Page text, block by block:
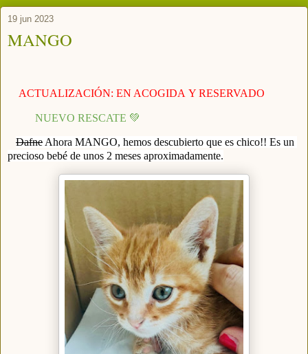
19 jun 2023
MANGO
ACTUALIZACIÓN: EN ACOGIDA Y RESERVADO
NUEVO RESCATE 💚
Dafne Ahora MANGO, hemos descubierto que es chico!! Es un
precioso bebé de unos 2 meses aproximadamente.